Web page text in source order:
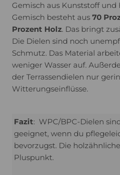
Gemisch aus Kunststoff und
Gemisch besteht aus 70
Prozent Holz. Das bringt
Die Dielen sind noch
Schmutz. Das Material
weniger Wasser auf.
der Terrassendielen nur
Witterungseinflüsse.
Fazit: WPC/BPC-Dielen
geeignet, wenn du
bevorzugst. Die
Pluspunkt.